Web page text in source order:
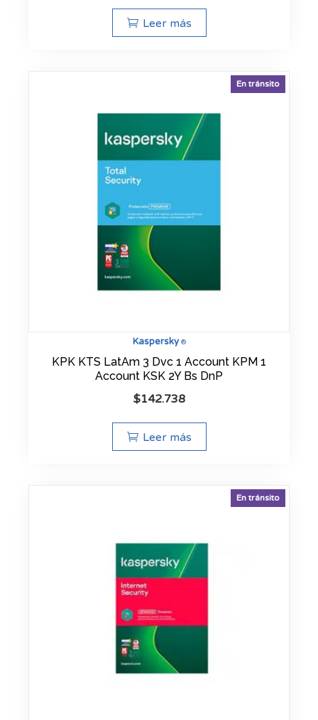
Leer más
Kaspersky®
En tránsito
KPK KTS LatAm 3 Dvc 1 Account KPM 1
Account KSK 2Y Bs DnP
$142.738
Leer más
En tránsito